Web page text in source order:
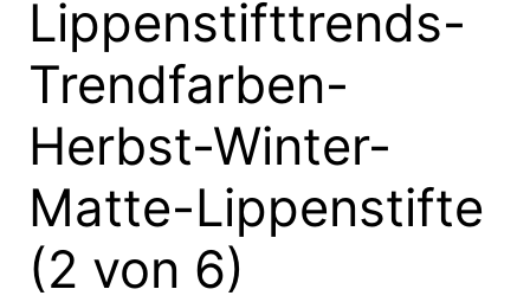
Lippenstifttrends-
Trendfarben-
Herbst-Winter-
Matte-Lippenstifte
(2 von 6)